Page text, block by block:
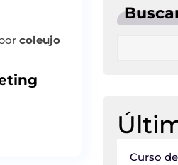
coleujo
Curso